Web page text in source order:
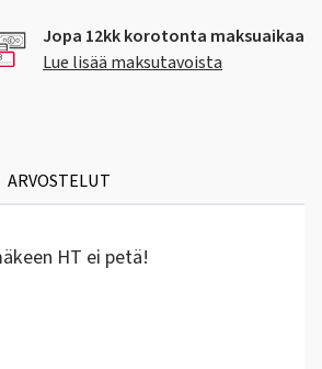
Jopa 12kk korotonta maksuaikaa
Lue lisää maksutavoista
ARVOSTELUT
HT ei petä!